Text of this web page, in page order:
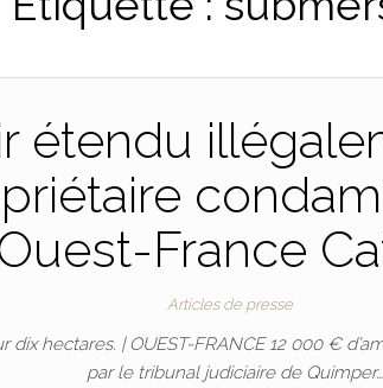
étendu
France
Articles de presse
hectares. | OUEST-FRANCE 12 000 €
par le tribunal judiciaire de Quimper…